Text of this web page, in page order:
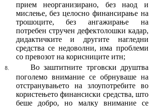
прием неорганизирано, без наод и
мислење, без целосно финансирање на
трошоците, без ангажирање на
потребен стручен дефектолошки кадар,
дидактичките и другите нагледни
средства се недоволни, има проблеми
со превозот на корисниците итн;
8.
Во заштитните трговски друштва
поголемо внимание се обрнуваше на
отстранувањето
на злоупотребите во
користењето финансиски средства, што
беше добро,
но малкувнимание се